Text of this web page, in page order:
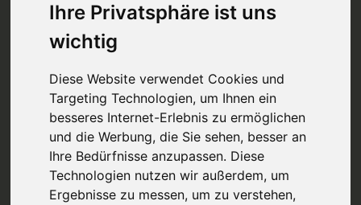
Ihre Privatsphäre ist uns
wichtig
Diese Website verwendet Cookies und
Targeting Technologien, um Ihnen ein
besseres Internet-Erlebnis zu ermöglichen
und die Werbung, die Sie sehen, besser an
Ihre Bedürfnisse anzupassen. Diese
Technologien nutzen wir außerdem, um
Ergebnisse zu messen, um zu verstehen,